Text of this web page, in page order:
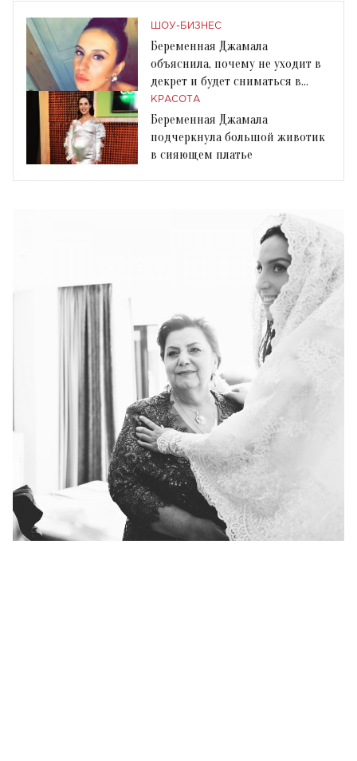
ШОУ-БИЗНЕС
Беременная Джамала
объяснила, почему не уходит в
декрет и будет сниматься в
прямых эфирах
КРАСОТА
Беременная Джамала
подчеркнула большой животик
в сияющем платье